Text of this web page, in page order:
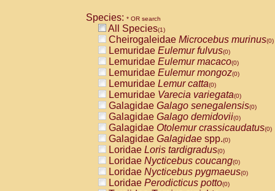
CebidaeCebus capucinus
CebidaeCebus nigrivittatus
CebidaeCebus spp.(0)
CebidaeSaimiri boliviensis(0)
CebidaeSaimiri sciureus(0)
AtelidaeAlouatta caraya(0)
AtelidaeAlouatta fusca(0)
AtelidaeAlouatta seniculus(0)
AtelidaeAlouattaspp.(0)
AtelidaeAteles belzebuth(0)
AtelidaeAteles geoffroyi(0)
AtelidaeAteles paniscus(0)
AtelidaeAtelesspp.(0)
AtelidaeLagothrix lagothricha(0)
AtelidaeLagothrix lagothricha cana
PitheciidaeCacajao calvus
Species: * OR search
All Species(1)
Cheirogaleidae Microcebus murinus(0)
Lemuridae Eulemur fulvus(0)
Lemuridae Eulemur macaco(0)
Lemuridae Eulemur mongoz(0)
Lemuridae Lemur catta(0)
Lemuridae Varecia variegata(0)
Galagidae Galago senegalensis(0)
Galagidae Galago demidovii(0)
Galagidae Otolemur crassicaudatus(0)
Galagidae Galagidae spp.(0)
Loridae Loris tardigradus(0)
Loridae Nycticebus coucang(0)
Loridae Nycticebus pygmaeus(0)
Loridae Perodicticus potto(0)